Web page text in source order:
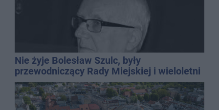
Nie żyje Bolesław Szulc, były
przewodniczący Rady Miejskiej i wieloletni
dyrektor SP 14